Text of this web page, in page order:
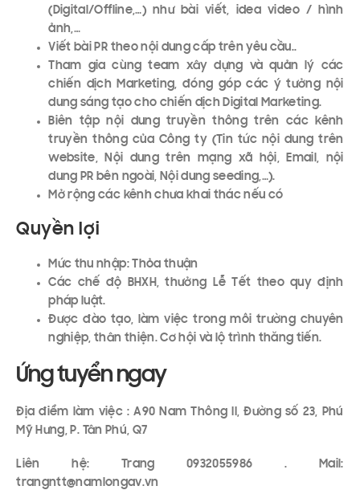
(Digital/Offline,…) như bài viết, idea video / hình
ảnh,…
Viết bài PR theo nội dung cấp trên yêu cầu..
Tham gia cùng team xây dựng và quản lý các
chiến dịch Marketing, đóng góp các ý tưởng nội
dung sáng tạo cho chiến dịch Digital Marketing.
Biên tập nội dung truyền thông trên các kênh
truyền thông của Công ty (Tin tức nội dung trên
website, Nội dung trên mạng xã hội, Email, nội
dung PR bên ngoài, Nội dung seeding,…).
Mở rộng các kênh chưa khai thác nếu có
Quyền lợi
Mức thu nhập: Thỏa thuận
Các chế độ BHXH, thưởng Lễ Tết theo quy định
pháp luật.
Được đào tạo, làm việc trong môi trường chuyên
nghiệp, thân thiện. Cơ hội và lộ trình thăng tiến.
Ứng tuyển ngay
Địa điểm làm việc : A90 Nam Thông II, Đường số 23, Phú
Mỹ Hưng, P. Tân Phú, Q7
Liên hệ: Trang 0932055986 . Mail:
trangntt@namlongav.vn